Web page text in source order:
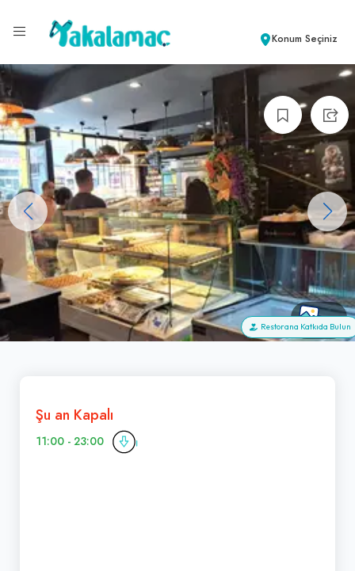
Konum Seçiniz
+5
Restorana Katkıda Bulun
Şu an Kapalı
11:00 - 23:00